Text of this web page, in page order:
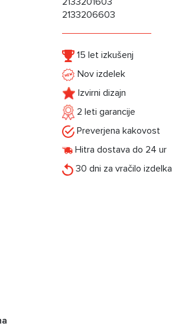
2133206603
15 let izkušenj
Nov izdelek
Izvirni dizajn
2 leti garancije
Preverjena kakovost
Hitra dostava do 24 ur
30 dni za vračilo izdelka